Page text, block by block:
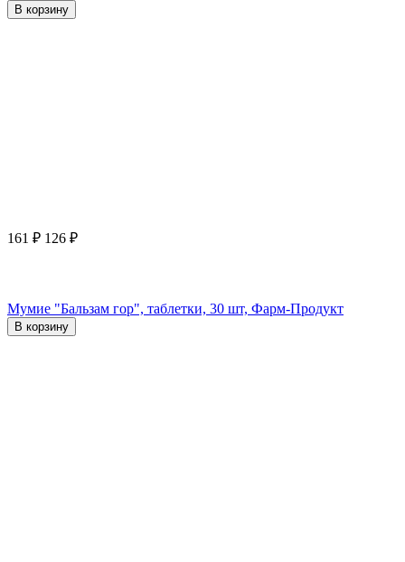
В корзину
161 ₽ 126 ₽
Мумие "Бальзам гор", таблетки, 30 шт, Фарм-Продукт
В корзину